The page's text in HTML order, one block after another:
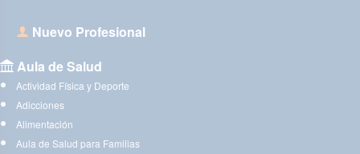
Nuevo Profesional
Aula de Salud
Actividad Física y Deporte
Adicciones
Alimentación
Aula de Salud para Familias